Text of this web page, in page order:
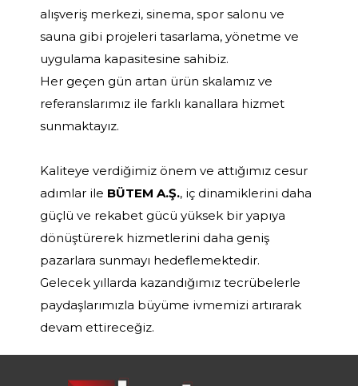
alışveriş merkezi, sinema, spor salonu ve
sauna gibi projeleri tasarlama, yönetme ve
uygulama kapasitesine sahibiz.
Her geçen gün artan ürün skalamız ve
referanslarımız ile farklı kanallara hizmet
sunmaktayız.
Kaliteye verdiğimiz önem ve attığımız cesur
adımlar ile BÜTEM A.Ş., iç dinamiklerini daha
güçlü ve rekabet gücü yüksek bir yapıya
dönüştürerek hizmetlerini daha geniş
pazarlara sunmayı hedeflemektedir.
Gelecek yıllarda kazandığımız tecrübelerle
paydaşlarımızla büyüme ivmemizi artırarak
devam ettireceğiz.